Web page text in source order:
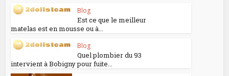
Blog
Est ce que le meilleur
matelas est en mousse ou à...
Blog
Quel plombier du 93
intervient à Bobigny pour fuite...